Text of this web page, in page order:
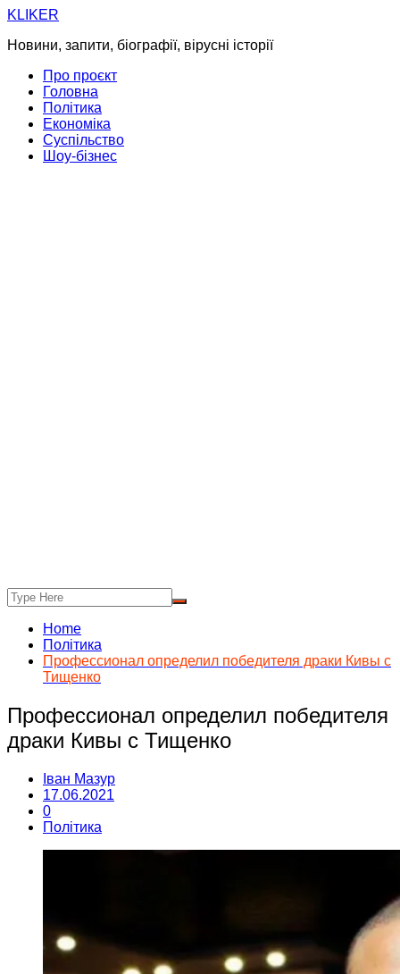
Skip
content
KLIKER
Новини, запити, біографії, вірусні історії
Про проєкт
Головна
Політика
Економіка
Суспільство
Шоу-бізнес
Home
Політика
Профессионал определил победителя драки Кивы с
Тищенко
Профессионал определил победителя
драки Кивы с Тищенко
Іван Мазур
17.06.2021
0
Політика